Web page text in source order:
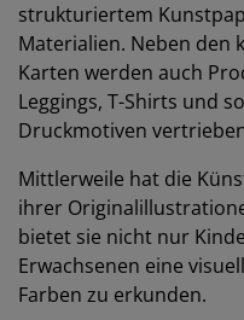
strukturiertem
Materialien. Neben den
Karten werden auch
Leggings, T-Shirts und
Druckmotiven
Mittlerweile hat die
ihrer
bietet sie nicht nur
Erwachsenen eine
Farben zu erkunden.